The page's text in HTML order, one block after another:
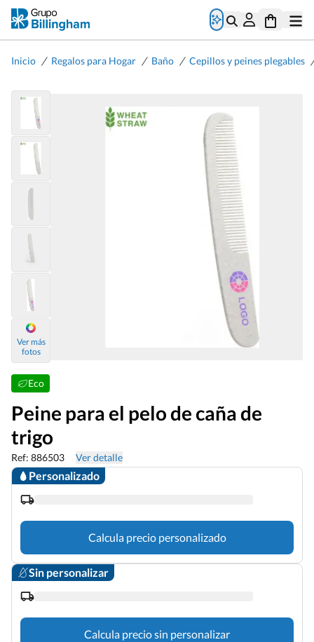
Inicio / Regalos para Hogar / Baño / Cepillos y peines plegables /
Ver más
fotos
Eco
Peine para el pelo de caña de
trigo
Ref: 886503 Ver detalle
Personalizado
Calcula precio personalizado
Sin personalizar
Calcula precio sin personalizar